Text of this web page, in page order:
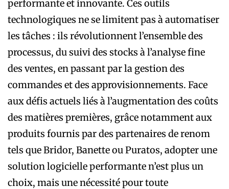
performante et innovante. Ces outils
technologiques ne se limitent pas à automatiser
les tâches : ils révolutionnent l’ensemble des
processus, du suivi des stocks à l’analyse fine
des ventes, en passant par la gestion des
commandes et des approvisionnements. Face
aux défis actuels liés à l’augmentation des coûts
des matières premières, grâce notamment aux
produits fournis par des partenaires de renom
tels que Bridor, Banette ou Puratos, adopter une
solution logicielle performante n’est plus un
choix, mais une nécessité pour toute